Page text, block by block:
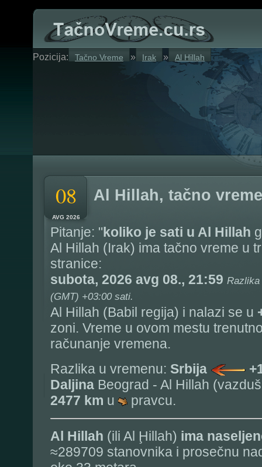
Pozicija: Tačno Vreme » Irak » Al Hillah
08
AVG 2026
Al Hillah, tačno vreme
Pitanje: "koliko je sati u Al Hillah
Al Hillah (Irak) ima tačno vreme u
stranice:
subota, 2026 avg 08., 21:59 Razlika
(GMT) +03:00 sati.
Al Hillah (Babil regija) i nalazi se u
zoni. Vreme u ovom mestu
računanje vremena.
Razlika u vremenu: Srbija
Daljina Beograd - Al Hillah
2477 km u pravcu.
Al Hillah (ili Al Ḩillah) ima
≈289709 stanovnika i prosečnu